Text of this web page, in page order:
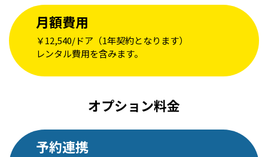
月額費用
￥12,540/ドア（1年契約となります）
レンタル費用を含みます。
オプション料金
予約連携